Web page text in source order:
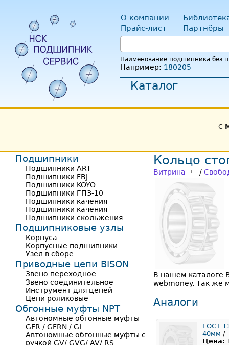
О компании
Прайс-лист
Партнёры
Наименование подшипника без
Например: 180205
Каталог
С
Кольцо
Витрина /
В нашем каталоге
webmoney. Так же
Аналоги
ГОСТ
40мм /
Цена:
Подшипники
Подшипники ART
Подшипники FBJ
Подшипники KOYO
Подшипники ГПЗ-10
Подшипники качения
Подшипники качения
Подшипники скольжения
Подшипниковые узлы
Корпуса
Корпусные подшипники
Узел в сборе
Приводные цепи BISON
Звено переходное
Звено соединительное
Инструмент для цепей
Цепи роликовые
Обгонные муфты NPT
Автономные обгонные муфты
GFR / GFRN / GL
Автономные обгонные муфты с
ручкой GV/ GVG/ AV/ RS